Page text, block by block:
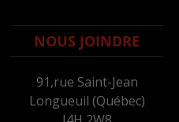
NOUS JOINDRE
91,rue Saint-Jean
Longueuil (Québec)